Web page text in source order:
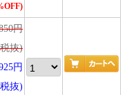
円
抜)
円
抜)